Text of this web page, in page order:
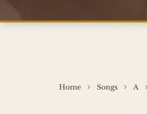
Home Songs A